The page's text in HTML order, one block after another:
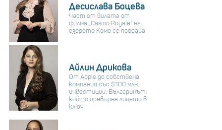
Десислава Боцева
Част от вилата от
филма „Casino Royale“ на
езерото Комо се продава
Айлин Дрикова
От Apple до собствена
компания със $100 млн.
инвестиции: Българинът,
който превърна лицето в
ключ